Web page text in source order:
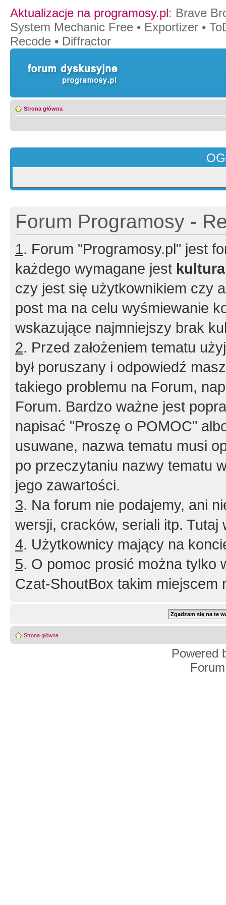
Aktualizacje na programosy.pl: Brave
System Mechanic Free • Exportizer •
Recode • Diffractor
Strona główna
Forum Programosy -
1. Forum "Programosy.pl" jest
każdego wymagane jest
czy jest się użytkownikiem czy
post ma na celu wyśmiewanie
wskazujące najmniejszy brak
2. Przed założeniem tematu
był poruszany i odpowiedź
takiego problemu na Forum,
Forum. Bardzo ważne jest
napisać "Proszę o POMOC"
usuwane, nazwa tematu musi
po przeczytaniu nazwy tematu
jego zawartości.
3. Na forum nie podajemy, ani
wersji, cracków, seriali itp. Tutaj
4. Użytkownicy mający na
5. O pomoc prosić można tylko
Czat-ShoutBox takim miejscem
Strona główna
Powered